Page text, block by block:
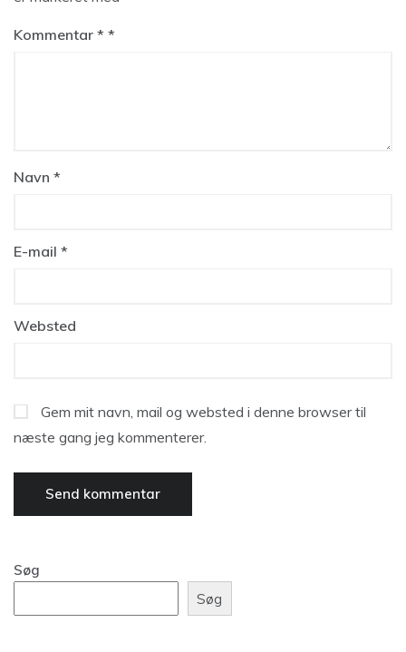
Kommentar *
Navn *
E-mail *
Websted
Gem mit navn, mail og websted i denne browser til
næste gang jeg kommenterer.
Søg
Søg